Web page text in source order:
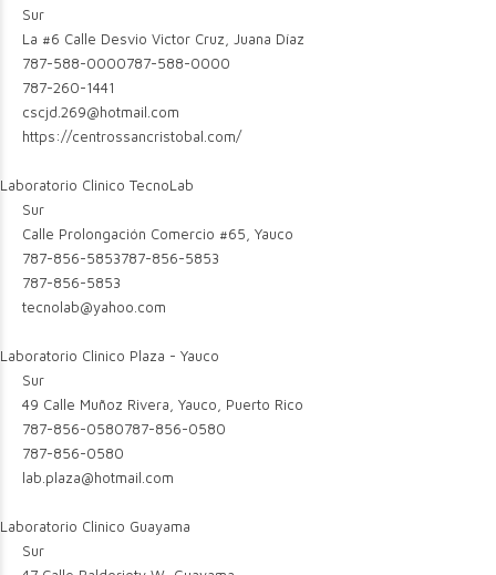
Sur
La #6 Calle Desvio Victor Cruz, Juana Díaz
787-588-0000787-588-0000
787-260-1441
cscjd.269@hotmail.com
https://centrossancristobal.com/
Laboratorio Clinico TecnoLab
Sur
Calle Prolongación Comercio #65, Yauco
787-856-5853787-856-5853
787-856-5853
tecnolab@yahoo.com
Laboratorio Clinico Plaza - Yauco
Sur
49 Calle Muñoz Rivera, Yauco, Puerto Rico
787-856-0580787-856-0580
787-856-0580
lab.plaza@hotmail.com
Laboratorio Clinico Guayama
Sur